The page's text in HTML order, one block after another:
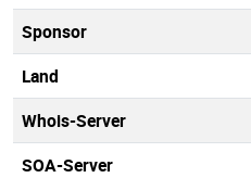
Sponsor
Land
Whois-Server
SOA-Server